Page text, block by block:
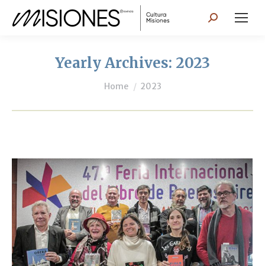
Search:
Yearly Archives: 2023
You are here:
Home 2023